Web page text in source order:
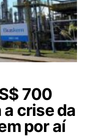
700
crise da
por aí